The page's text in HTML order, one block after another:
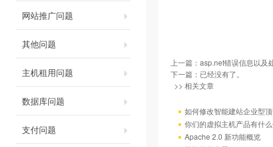
网站推广问题
其他问题
主机租用问题
数据库问题
支付问题
上一篇： asp.net错误信息以及
下一篇：已经没有了。
>> 相关文章
如何修改智能建站企业型
你们的虚拟主机产品有什
Apache 2.0 新功能概览